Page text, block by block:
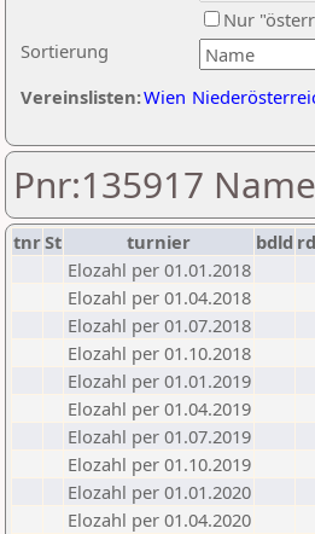
Sortierung
Nur
Vereinslisten:Wien
Pnr:135917
tnrSt turnier bdld rd
Elozahl per 01.01.2018
Elozahl per 01.04.2018
Elozahl per 01.07.2018
Elozahl per 01.10.2018
Elozahl per 01.01.2019
Elozahl per 01.04.2019
Elozahl per 01.07.2019
Elozahl per 01.10.2019
Elozahl per 01.01.2020
Elozahl per 01.04.2020